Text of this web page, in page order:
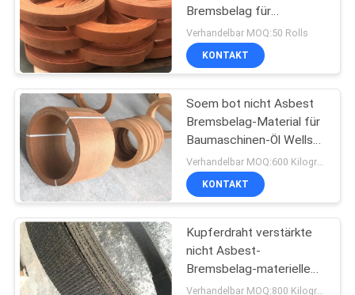
Bremsbelag für
Ackerschlepper
Verhandelbar MOQ:50 Rolls
KONTAKT
Soem bot nicht Asbest
Bremsbelag-Material für
Baumaschinen-Öl Wells
an
KONTAKT
Kupferdraht verstärkte
nicht Asbest-
Bremsbelag-materielle
hohe Flexibilität